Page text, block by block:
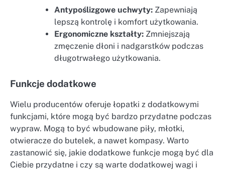
Antypoślizgowe uchwyty: Zapewniają
lepszą kontrolę i komfort użytkowania.
Ergonomiczne kształty: Zmniejszają
zmęczenie dłoni i nadgarstków podczas
długotrwałego użytkowania.
Funkcje dodatkowe
Wielu producentów oferuje łopatki z dodatkowymi
funkcjami, które mogą być bardzo przydatne podczas
wypraw. Mogą to być wbudowane piły, młotki,
otwieracze do butelek, a nawet kompasy. Warto
zastanowić się, jakie dodatkowe funkcje mogą być dla
Ciebie przydatne i czy są warte dodatkowej wagi i